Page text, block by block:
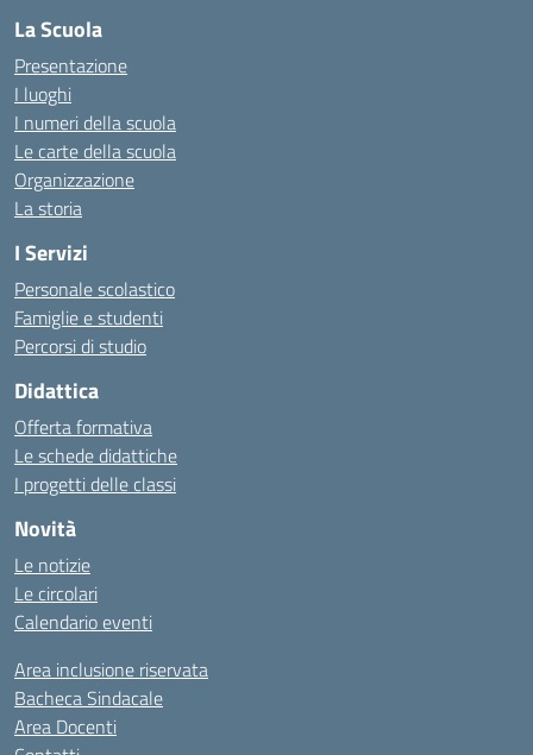
La Scuola
Presentazione
I luoghi
I numeri della scuola
Le carte della scuola
Organizzazione
La storia
I Servizi
Personale scolastico
Famiglie e studenti
Percorsi di studio
Didattica
Offerta formativa
Le schede didattiche
I progetti delle classi
Novità
Le notizie
Le circolari
Calendario eventi
Area inclusione riservata
Bacheca Sindacale
Area Docenti